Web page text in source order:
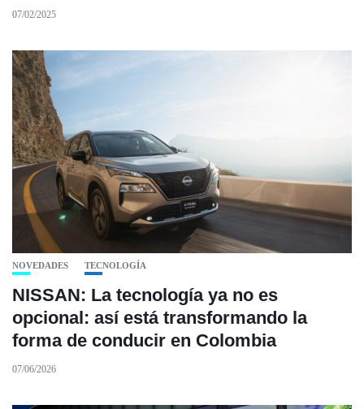
07/02/2025
NOVEDADES TECNOLOGÍA
NISSAN: La tecnología ya no es
opcional: así está transformando la
forma de conducir en Colombia
07/06/2026